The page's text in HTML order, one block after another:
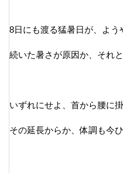
8日にも渡る猛暑日が、よう
続いた暑さが原因か、それ
いずれにせよ、首から腰に
その延長からか、体調も今